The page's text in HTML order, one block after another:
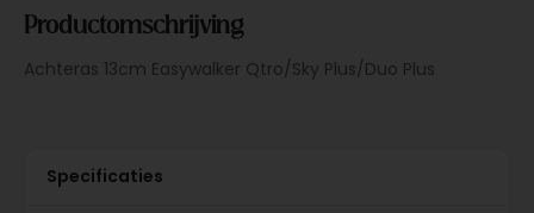
Productomschrijving
Achteras 13cm Easywalker Qtro/Sky Plus/Duo Plus
Specificaties